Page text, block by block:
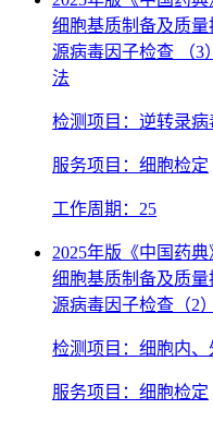
细胞基质制备及质
源病毒因子检查 （
法
检测项目：逆转录病
服务项目：细胞检定
工作周期：25
2025年版《中国药
细胞基质制备及质
源病毒因子检查（2
检测项目：细胞内、
服务项目：细胞检定